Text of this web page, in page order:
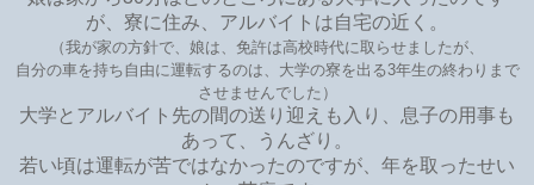
が、寮に住み、アルバイトは自宅の近く。
（我が家の方針で、娘は、免許は高校時代に取らせましたが、
自分の車を持ち自由に運転するのは、大学の寮を出る3年生の終わりまで
させませんでした）
大学とアルバイト先の間の送り迎えも入り、息子の用事も
あって、うんざり。
若い頃は運転が苦ではなかったのですが、年を取ったせい